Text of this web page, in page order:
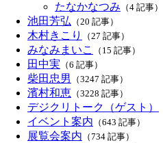
たなかなつみ （4 記事）
池田芳弘 （20 記事）
木村きこり （27 記事）
みなみまいこ （15 記事）
田中実 （6 記事）
柴田忠男 （3247 記事）
濱村和恵 （3228 記事）
デジクリトーク（ゲスト）
イベント案内 （643 記事）
展覧会案内 （734 記事）